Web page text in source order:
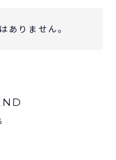
ありません。